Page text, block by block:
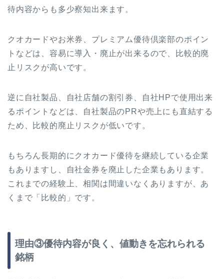
待内容からも多少察知出来ます。
クオカードやお米券、プレミアム優待倶楽部のポイン
トなどは、容易に導入・廃止が出来るので、比較的廃
止リスクが高いです。
逆に自社製品、自社店舗の割引券、自社HPで使用出来
るポイントなどは、自社製品のPRや売上にも直結する
ため、比較的廃止リスクが低いです。
もちろん長期的にクオカード優待を継続している企業
もありますし、自社金券を廃止した企業もあります。
これまでの経験上、相関は間違いなくありますが、あ
くまで「比較的」です。
理由③優待内容が良く、値動きを忘れられる
銘柄